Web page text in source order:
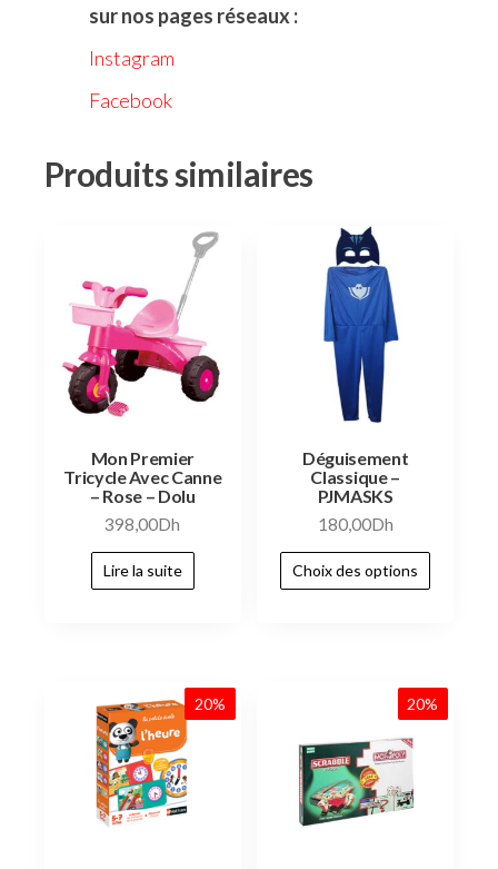
sur nos pages réseaux :
Instagram
Facebook
Produits similaires
Mon Premier
Tricycle Avec Canne
– Rose – Dolu
398,00Dh
Lire la suite
Déguisement
Classique –
PJMASKS
180,00Dh
Choix des options
20% 20%